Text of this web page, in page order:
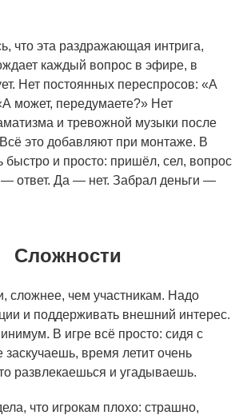
что эта раздражающая интрига,
каждый вопрос в эфире, в
Нет постоянных переспросов: «А
может, передумаете?» Нет
и тревожной музыки после
Всё это добавляют при монтаже. В
быстро и просто: пришёл, сел, вопрос
ответ. Да — нет. Забрал деньги —
Сложности
сложнее, чем участникам. Надо
и поддерживать внешний интерес.
В игре всё просто: сидя с
время летит очень
развлекаешься и угадываешь.
что игрокам плохо: страшно,